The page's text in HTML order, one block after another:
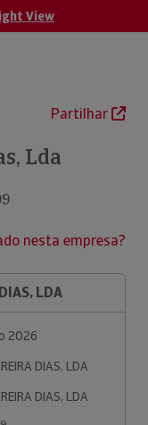
View
Partilhar
Lda
nesta empresa?
LDA
2026
DIAS, LDA
DIAS, LDA